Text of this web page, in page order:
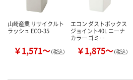
山崎産業 リサイクルト
ラッシュ ECO-35
￥1,571～（税込）
エコン ダストボックス
ジョイント40L ニーナ
カラー ゴミ…
￥1,875～（税込）